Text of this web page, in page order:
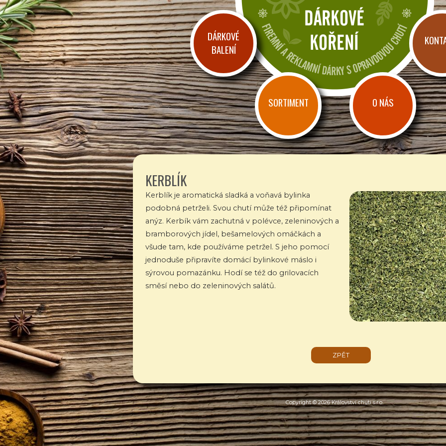
Dárkové a reklamní koření
Firemní dárky a reklama s chutí
DÁRKOVÉ
BALENÍ
SORTIMENT O NÁS
KERBLÍK
Kerblík je aromatická sladká a voňavá bylinka
podobná petrželi. Svou chutí může též připomínat
anýz. Kerbík vám zachutná v polévce, zeleninových a
bramborových jídel, bešamelových omáčkách a
všude tam, kde používáme petržel. S jeho pomocí
jednoduše připravíte domácí bylinkové máslo i
sýrovou pomazánku. Hodí se též do grilovacích
směsí nebo do zeleninových salátů.
ZPĚT
Copyright © 2026 Království chuti s.r.o.